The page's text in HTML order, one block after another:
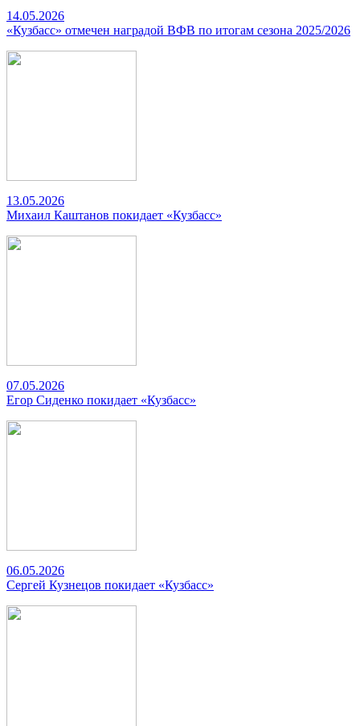
14.05.2026
«Кузбасс» отмечен наградой ВФВ по итогам сезона 2025/2026
13.05.2026
Михаил Каштанов покидает «Кузбасс»
07.05.2026
Егор Сиденко покидает «Кузбасс»
06.05.2026
Сергей Кузнецов покидает «Кузбасс»